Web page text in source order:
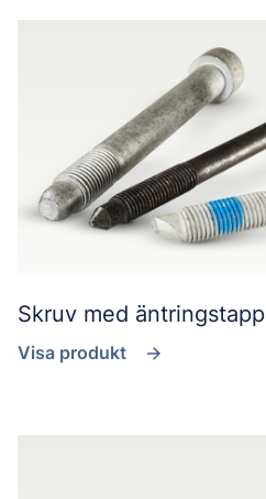
Skruv med äntringstapp
Visa produkt